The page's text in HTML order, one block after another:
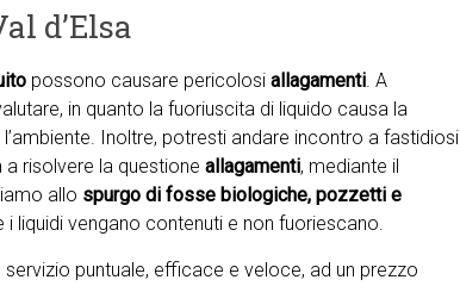
d’Elsa
possono causare pericolosi allagamenti. A
in quanto la fuoriuscita di liquido causa la
Inoltre, potresti andare incontro a fastidiosi
a risolvere la questione allagamenti, mediante il
allo spurgo di fosse biologiche, pozzetti e
i liquidi vengano contenuti e non fuoriescano.
servizio puntuale, efficace e veloce, ad un prezzo